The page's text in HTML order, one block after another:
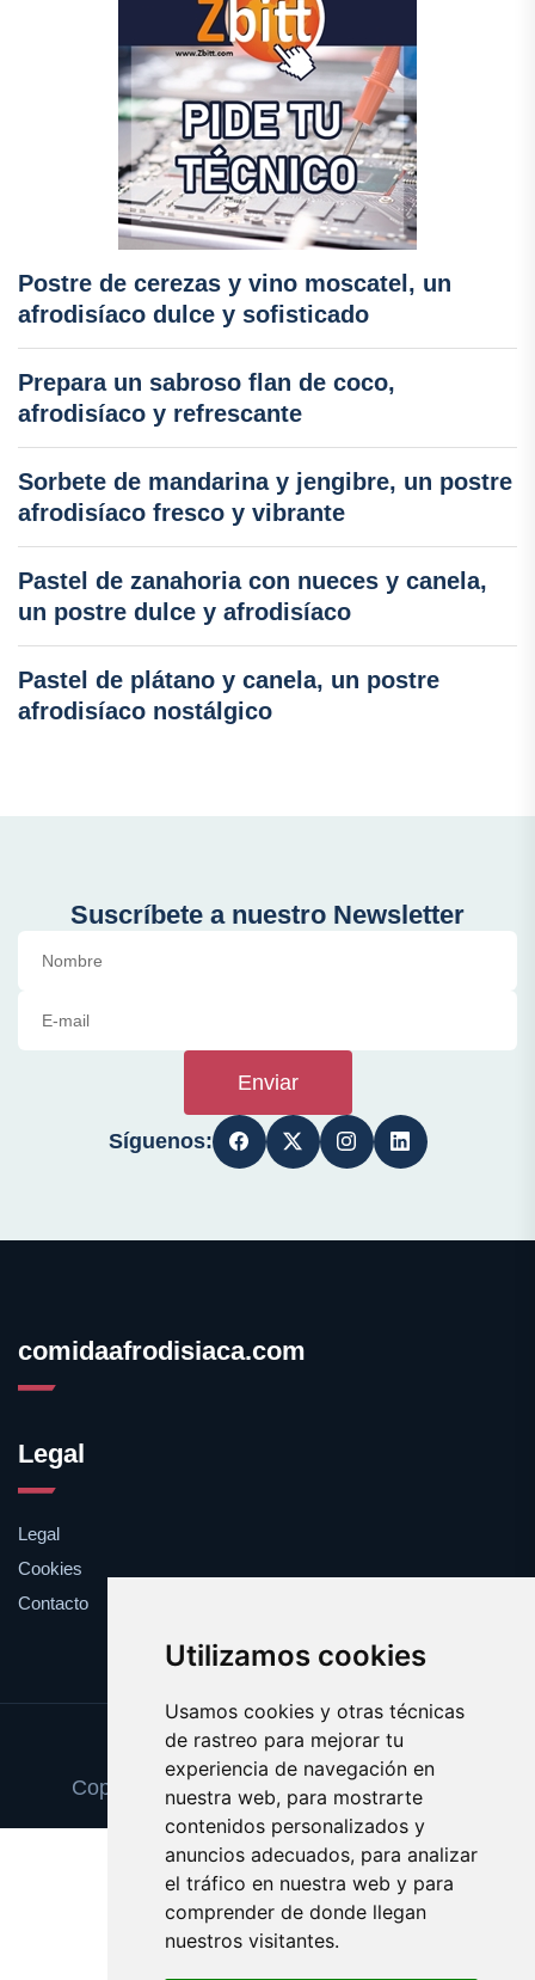
Utilizamos cookies
Usamos cookies y otras técnicas
de rastreo para mejorar tu
experiencia de navegación en
nuestra web, para mostrarte
contenidos personalizados y
anuncios adecuados, para analizar
el tráfico en nuestra web y para
comprender de donde llegan
nuestros visitantes.
Postre de cerezas y vino moscatel, un
afrodisíaco dulce y sofisticado
Prepara un sabroso flan de coco,
afrodisíaco y refrescante
Sorbete de mandarina y jengibre, un postre
afrodisíaco fresco y vibrante
Pastel de zanahoria con nueces y canela,
un postre dulce y afrodisíaco
Pastel de plátano y canela, un postre
afrodisíaco nostálgico
Suscríbete a nuestro Newsletter
Enviar
Síguenos:
comidaafrodisiaca.com
Legal
Legal
Cookies
Contacto
Update cookies preferences
Copyright © 2025 comidaafrodisiaca.com